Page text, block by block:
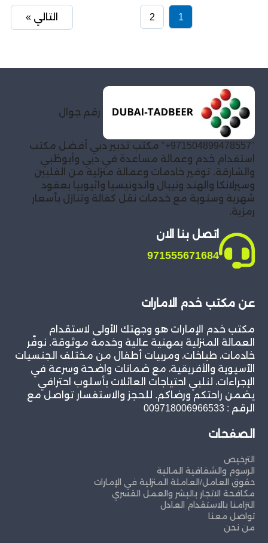
1
2 التالي »
رقم جوال
"971504899478557+" مكتب تدبير دبي أفضل مكتب
استقدام خدم وعمالة مساعدة في دبي وأبوظبي
والشارقة. توفير خادمات وعمالة منزلية من الفلبين
وسيرلانكا والهند ونيبال واندونيسيا واثيوبيا بعقود
شهرية وسنوية مع خدمات نقل كفالة وتنازل بأسعار
رمزية.
اتصل بنا الان
971555671684
عن مكتب خدم الامارات
مكتب خدم الإمارات هو وجهتك الأولى لاستقدام
العمالة المنزلية بمهنية عالية وخدمة موثوقة. نوفّر
خادمات، طباخات، ومربيات أطفال من مختلف الجنسيات
الآسيوية والأفريقية، مع ضمانات واضحة وسرعة في
الإجراءات، لنلبي احتياجات العائلات بأسلوب احترافي
يضمن راحتكم ورضاكم. للحجز والاستفسار تواصل مع
الرقم : 009718006966533
الصفحات
الترخيص
الرسوم والشفافية المالية
حقوق العامل/العاملة المنزلية في الإمارات
مكافحة الاتجار بالبشر والعمل القسري
التزامنا بالاستقدام العادل
تواصل معنا
من نحن